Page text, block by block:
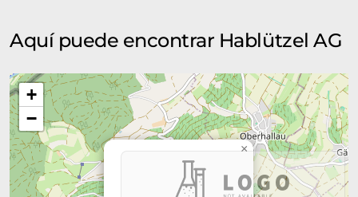
Aquí puede encontrar Hablützel AG
×
+
−